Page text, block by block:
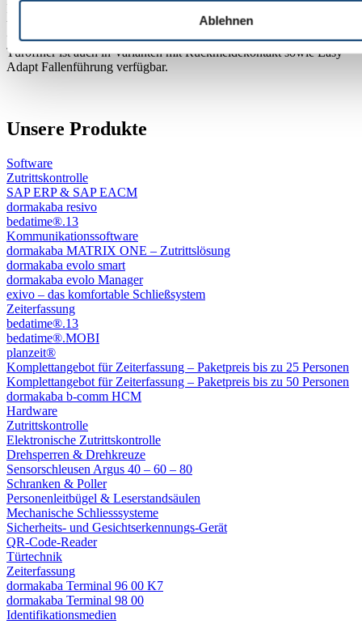
Ablehnen
kann bei Multispannung zwischen 12 und 24 V DC betrieben
werden. Optional ist ein Betrieb an Wechselspannung zwischen 12
und 24 V AC über ein GL Gleichrichtermodul möglich. Der
Türöffner ist auch in Varianten mit Rückmeldekontakt sowie Easy
Adapt Fallenführung verfügbar.
Unsere Produkte
Software
Zutrittskontrolle
SAP ERP & SAP EACM
dormakaba resivo
bedatime®.13
Kommunikationssoftware
dormakaba MATRIX ONE – Zutrittslösung
dormakaba evolo smart
dormakaba evolo Manager
exivo – das komfortable Schließsystem
Zeiterfassung
bedatime®.13
bedatime®.MOBI
planzeit®
Komplettangebot für Zeiterfassung – Paketpreis bis zu 25 Personen
Komplettangebot für Zeiterfassung – Paketpreis bis zu 50 Personen
dormakaba b-comm HCM
Hardware
Zutrittskontrolle
Elektronische Zutrittskontrolle
Drehsperren & Drehkreuze
Sensorschleusen Argus 40 – 60 – 80
Schranken & Poller
Personenleitbügel & Leserstandsäulen
Mechanische Schliess­systeme
Sicherheits- und Gesichtserkennungs-Gerät
QR-Code-Reader
Türtechnik
Zeiterfassung
dormakaba Terminal 96 00 K7
dormakaba Terminal 98 00
Identifikations­medien